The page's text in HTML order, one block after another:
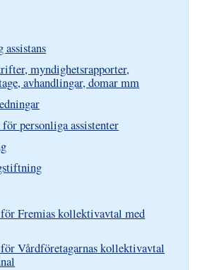
myndighetsrapporter,
avhandlingar, domar mm
personliga assistenter
Fremias kollektivavtal med
Vårdföretagarnas kollektivavtal